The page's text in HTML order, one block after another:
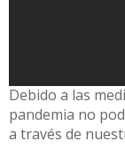
Debido a las
pandemia no
a través de